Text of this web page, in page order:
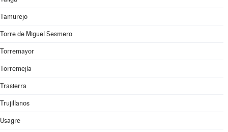
Tamurejo
Torre de Miguel Sesmero
Torremayor
Torremejía
Trasierra
Trujillanos
Usagre